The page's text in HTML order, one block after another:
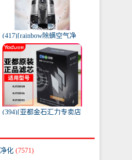
(417)[rainbow除螨空气净
化,氧吧]美国原装进口水过
滤RAINBOW空气月销量0
件仅售31920元
(394)[亚都金石汇力专卖店
KJF28月销量0件仅售249元
化 (7571)